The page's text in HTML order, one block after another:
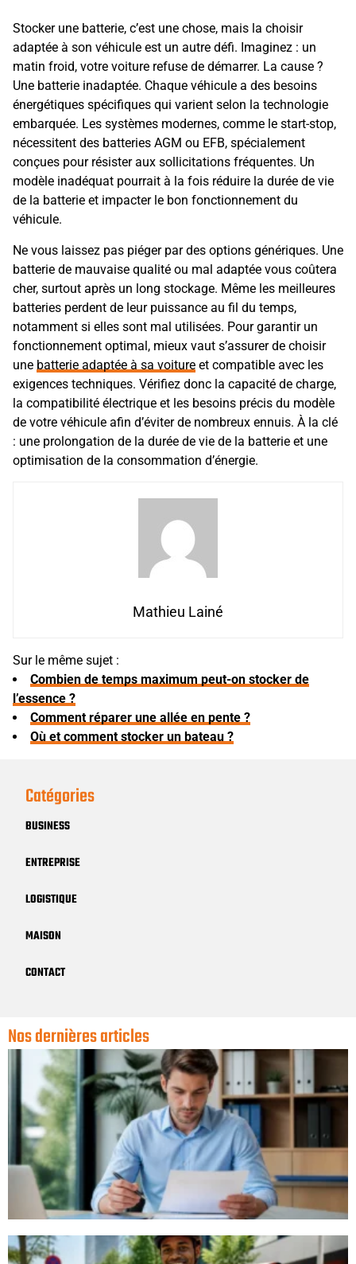
Stocker une batterie, c’est une chose, mais la choisir
adaptée à son véhicule est un autre défi. Imaginez : un
matin froid, votre voiture refuse de démarrer. La cause ?
Une batterie inadaptée. Chaque véhicule a des besoins
énergétiques spécifiques qui varient selon la technologie
embarquée. Les systèmes modernes, comme le start-stop,
nécessitent des batteries AGM ou EFB, spécialement
conçues pour résister aux sollicitations fréquentes. Un
modèle inadéquat pourrait à la fois réduire la durée de vie
de la batterie et impacter le bon fonctionnement du
véhicule.
Ne vous laissez pas piéger par des options génériques. Une
batterie de mauvaise qualité ou mal adaptée vous coûtera
cher, surtout après un long stockage. Même les meilleures
batteries perdent de leur puissance au fil du temps,
notamment si elles sont mal utilisées. Pour garantir un
fonctionnement optimal, mieux vaut s’assurer de choisir
une batterie adaptée à sa voiture et compatible avec les
exigences techniques. Vérifiez donc la capacité de charge,
la compatibilité électrique et les besoins précis du modèle
de votre véhicule afin d’éviter de nombreux ennuis. À la clé
: une prolongation de la durée de vie de la batterie et une
optimisation de la consommation d’énergie.
Mathieu Lainé
Sur le même sujet :
Combien de temps maximum peut-on stocker de
l’essence ?
Comment réparer une allée en pente ?
Où et comment stocker un bateau ?
Catégories
BUSINESS
ENTREPRISE
LOGISTIQUE
MAISON
CONTACT
Nos dernières articles